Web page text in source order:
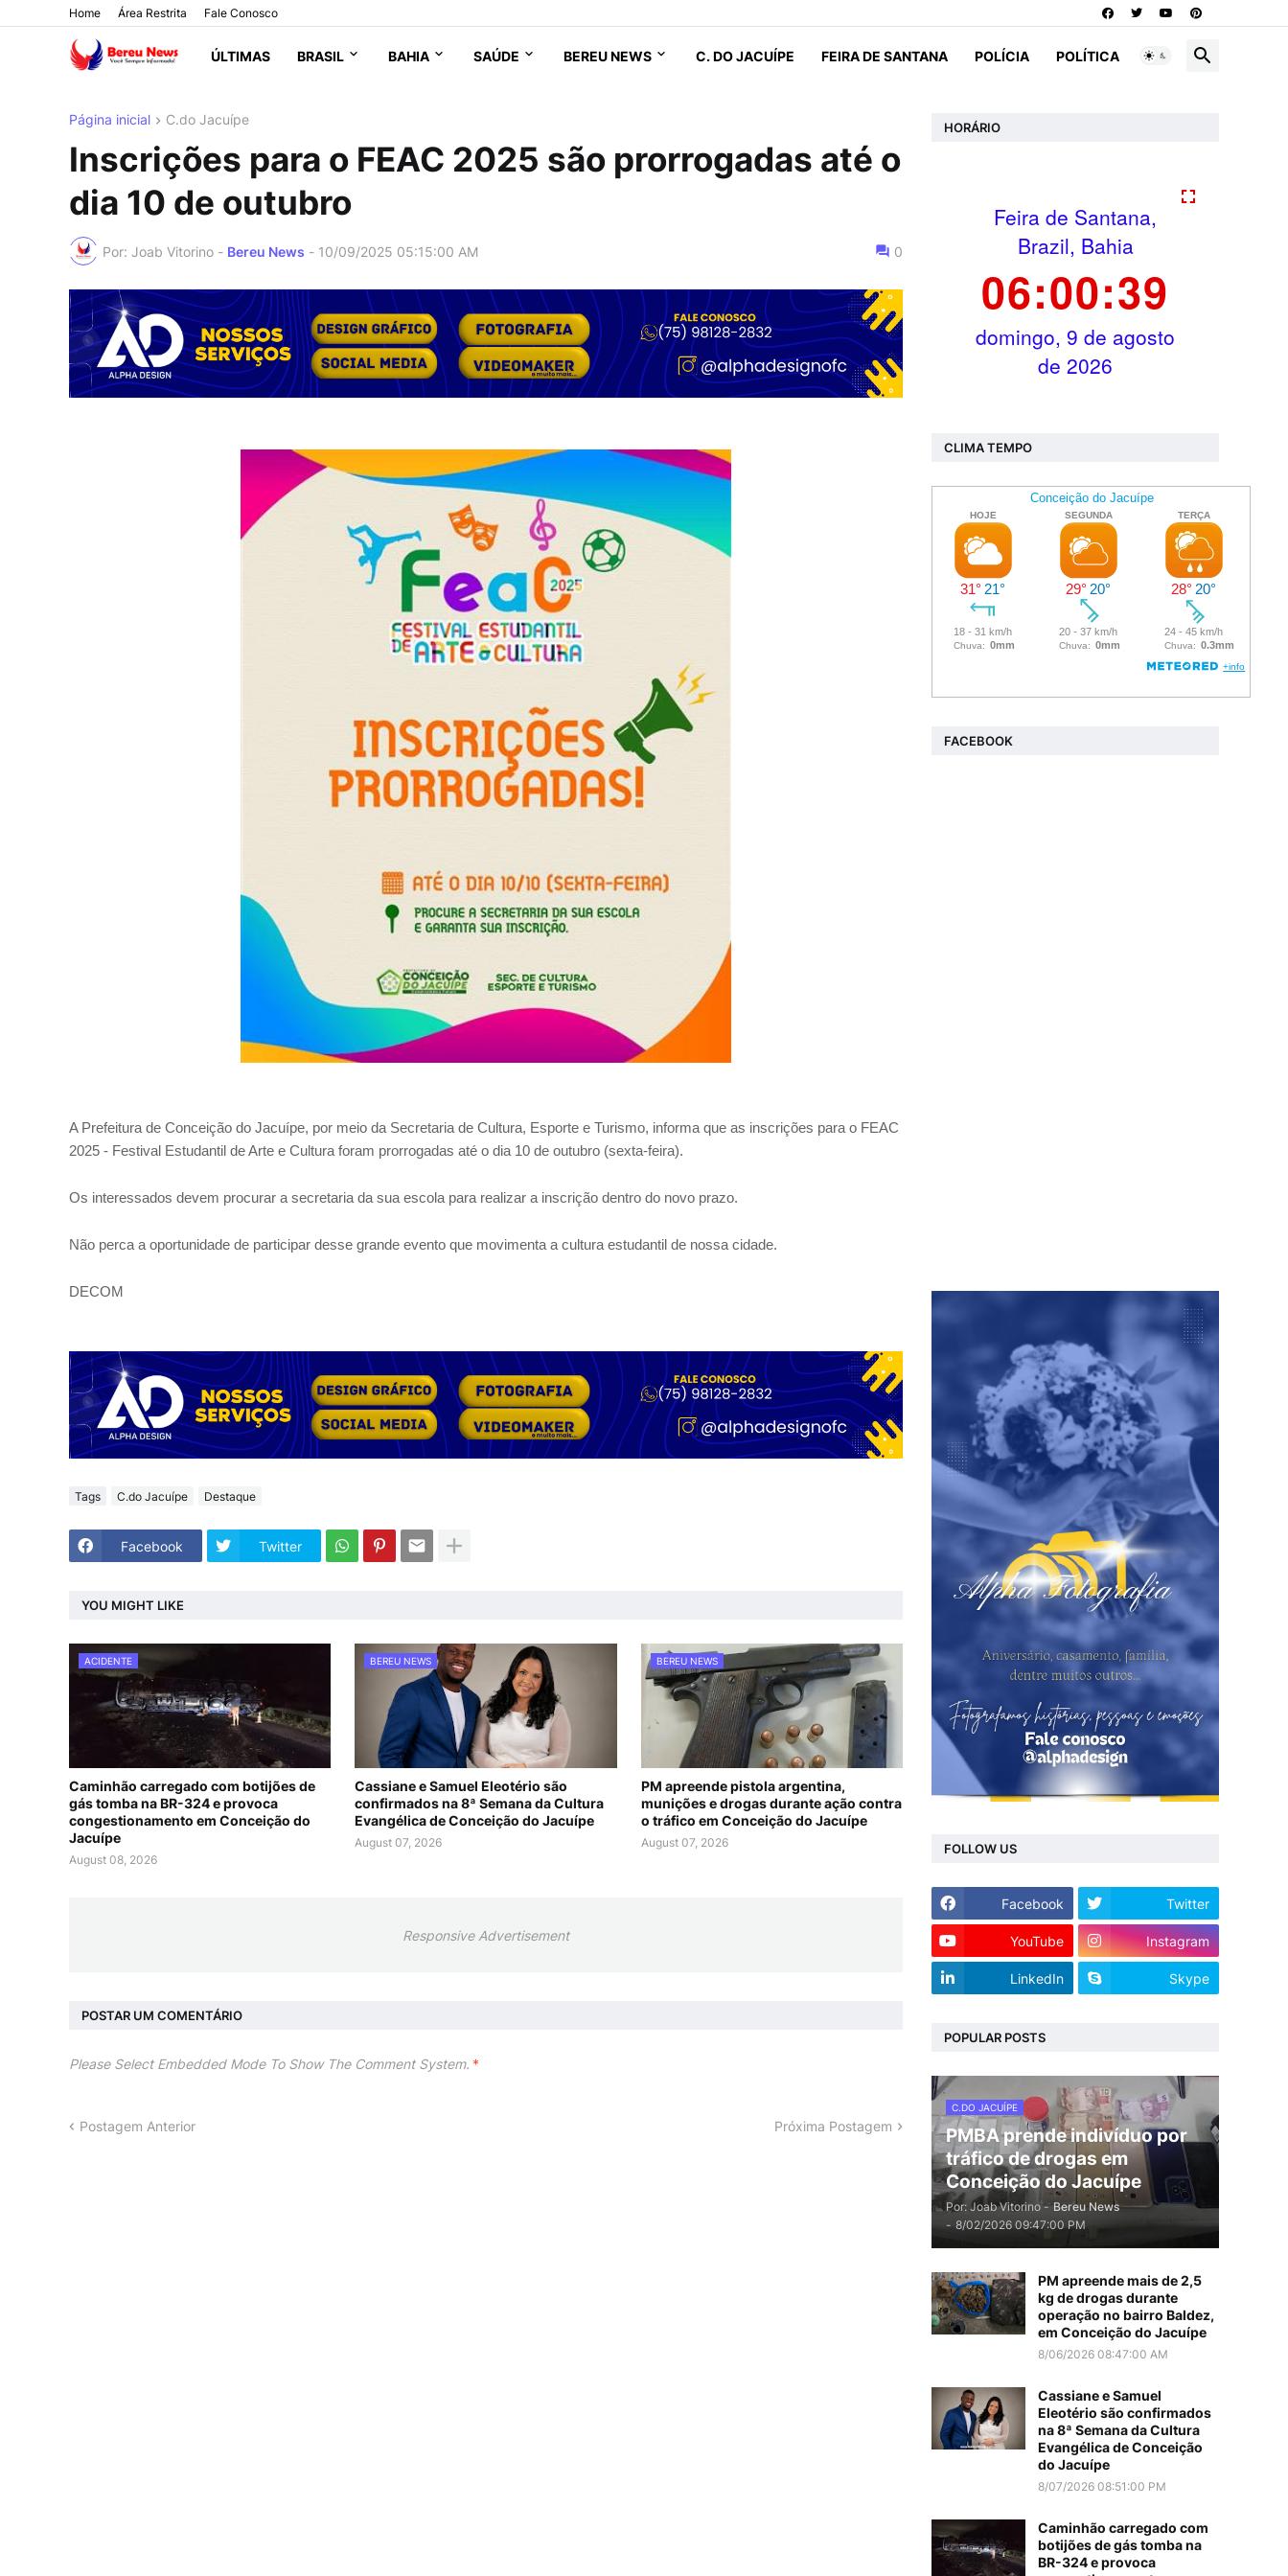
Home Área Restrita Fale Conosco
ÚLTIMAS BRASIL BAHIA SAÚDE BEREU NEWS C. DO JACUÍPE FEIRA DE SANTANA POLÍCIA POLÍTICA
Página inicial C.do Jacuípe
Inscrições para o FEAC 2025 são prorrogadas até o
dia 10 de outubro
Por: Joab Vitorino - Bereu News - 10/09/2025 05:15:00 AM 0
A Prefeitura de Conceição do Jacuípe, por meio da Secretaria de Cultura, Esporte e Turismo, informa que as inscrições para o FEAC
2025 - Festival Estudantil de Arte e Cultura foram prorrogadas até o dia 10 de outubro (sexta-feira).
Os interessados devem procurar a secretaria da sua escola para realizar a inscrição dentro do novo prazo.
Não perca a oportunidade de participar desse grande evento que movimenta a cultura estudantil de nossa cidade.
DECOM
Tags C.do Jacuípe Destaque
Facebook Twitter
YOU MIGHT LIKE
ACIDENTE
Caminhão carregado com botijões de
gás tomba na BR-324 e provoca
congestionamento em Conceição do
Jacuípe
August 08, 2026
BEREU NEWS
Cassiane e Samuel Eleotério são
confirmados na 8ª Semana da Cultura
Evangélica de Conceição do Jacuípe
August 07, 2026
BEREU NEWS
PM apreende pistola argentina,
munições e drogas durante ação contra
o tráfico em Conceição do Jacuípe
August 07, 2026
Responsive Advertisement
POSTAR UM COMENTÁRIO
Please Select Embedded Mode To Show The Comment System. *
Postagem Anterior Próxima Postagem
HORÁRIO
CLIMA TEMPO
FACEBOOK
FOLLOW US
Facebook Twitter
YouTube Instagram
LinkedIn Skype
POPULAR POSTS
C.DO JACUÍPE
PMBA prende indivíduo por
tráfico de drogas em
Conceição do Jacuípe
Por: Joab Vitorino - Bereu News
- 8/02/2026 09:47:00 PM
PM apreende mais de 2,5
kg de drogas durante
operação no bairro Baldez,
em Conceição do Jacuípe
8/06/2026 08:47:00 AM
Cassiane e Samuel
Eleotério são confirmados
na 8ª Semana da Cultura
Evangélica de Conceição
do Jacuípe
8/07/2026 08:51:00 PM
Caminhão carregado com
botijões de gás tomba na
BR-324 e provoca